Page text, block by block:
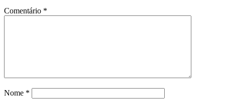
Comentário *
Nome *